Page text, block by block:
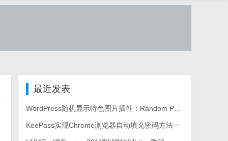
最近发表
WordPress随机显示特色图片插件：Random Post Thumbnails
KeePass实现Chrome浏览器自动填充密码方法一